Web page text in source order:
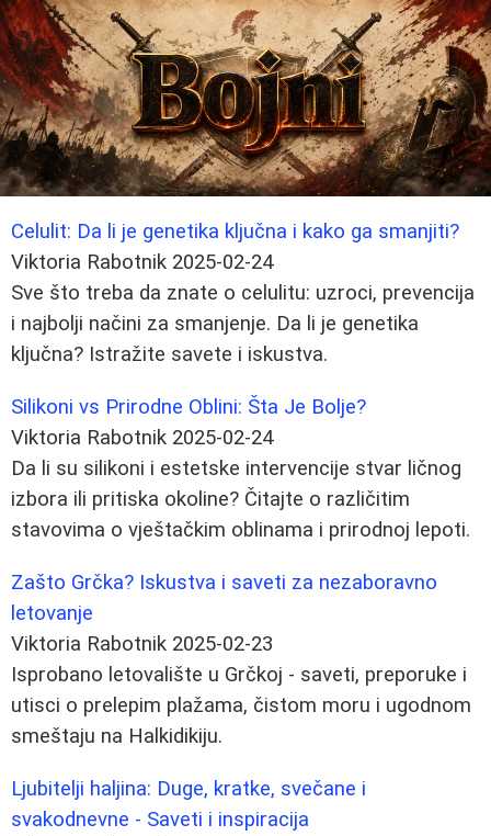
Celulit: Da li je genetika ključna i kako ga smanjiti?
Viktoria Rabotnik 2025-02-24
Sve što treba da znate o celulitu: uzroci, prevencija
i najbolji načini za smanjenje. Da li je genetika
ključna? Istražite savete i iskustva.
Silikoni vs Prirodne Oblini: Šta Je Bolje?
Viktoria Rabotnik 2025-02-24
Da li su silikoni i estetske intervencije stvar ličnog
izbora ili pritiska okoline? Čitajte o različitim
stavovima o vještačkim oblinama i prirodnoj lepoti.
Zašto Grčka? Iskustva i saveti za nezaboravno
letovanje
Viktoria Rabotnik 2025-02-23
Isprobano letovalište u Grčkoj - saveti, preporuke i
utisci o prelepim plažama, čistom moru i ugodnom
smeštaju na Halkidikiju.
Ljubitelji haljina: Duge, kratke, svečane i
svakodnevne - Saveti i inspiracija